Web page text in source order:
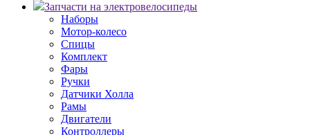
Запчасти на электровелосипеды
Наборы
Мотор-колесо
Спицы
Комплект
Фары
Ручки
Датчики Холла
Рамы
Двигатели
Контроллеры